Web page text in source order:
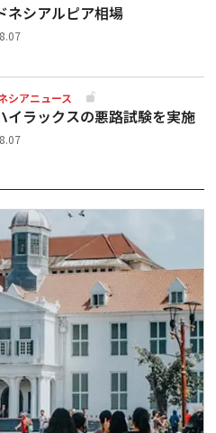
ネシアルピア相場
シアニュース
イラックスの悪路試験を実施